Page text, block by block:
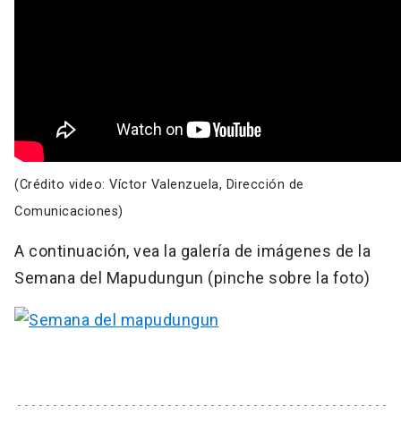
(Crédito video: Víctor Valenzuela, Dirección de
Comunicaciones)
A continuación, vea la galería de imágenes de la
Semana del Mapudungun (pinche sobre la foto)